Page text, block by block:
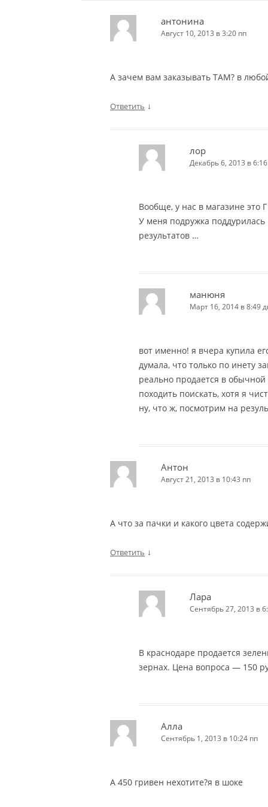
антонина
Август 10, 2013 в 3:20 пп
А зачем вам заказывать ТАМ? в
Ответить ↓
лор
Декабрь 6, 2013 в
Вообще, у нас в магазине это
У меня подружка поддурилась
результатов …
манюня
Март 16, 2014 в 8:49
вот именно! я вчера купила
думала, что только по инету
реально продается в
походить поискать, хотя я
ну, что ж, посмотрим на
Антон
Август 21, 2013 в 10:43 пп
А что за пачки и какого цвета
Ответить ↓
Лара
Сентябрь 27, 2013 в
В краснодаре продается
зернах. Цена вопроса — 150
Алла
Сентябрь 1, 2013 в 10:24 пп
А 450 гривен нехотите?я в шоке